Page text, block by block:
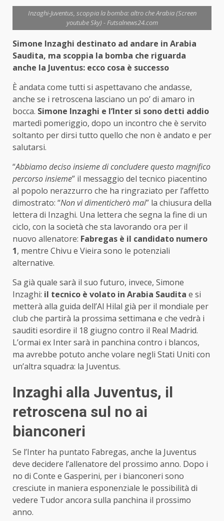
Inzaghi-Juventus, scoppia la bomba: altro che Arabia (Screen
youtube Sky) - Futsalnews24.com
Simone Inzaghi destinato ad andare in Arabia
Saudita, ma scoppia la bomba che riguarda
anche la Juventus: ecco cosa è successo
È andata come tutti si aspettavano che andasse,
anche se i retroscena lasciano un po’ di amaro in
bocca. Simone Inzaghi e l’Inter si sono detti addio
martedì pomeriggio, dopo un incontro che è servito
soltanto per dirsi tutto quello che non è andato e per
salutarsi.
“Abbiamo deciso insieme di concludere questo magnifico
percorso insieme” il messaggio del tecnico piacentino
al popolo nerazzurro che ha ringraziato per l’affetto
dimostrato: “Non vi dimenticherò mai” la chiusura della
lettera di Inzaghi. Una lettera che segna la fine di un
ciclo, con la società che sta lavorando ora per il
nuovo allenatore: Fabregas è il candidato numero
1, mentre Chivu e Vieira sono le potenziali
alternative.
Sa già quale sarà il suo futuro, invece, Simone
Inzaghi: il tecnico è volato in Arabia Saudita e si
metterà alla guida dell’Al Hilal già per il mondiale per
club che partirà la prossima settimana e che vedrà i
sauditi esordire il 18 giugno contro il Real Madrid.
L’ormai ex Inter sarà in panchina contro i blancos,
ma avrebbe potuto anche volare negli Stati Uniti con
un’altra squadra: la Juventus.
Inzaghi alla Juventus, il
retroscena sul no ai
bianconeri
Se l’Inter ha puntato Fabregas, anche la Juventus
deve decidere l’allenatore del prossimo anno. Dopo i
no di Conte e Gasperini, per i bianconeri sono
cresciute in maniera esponenziale le possibilità di
vedere Tudor ancora sulla panchina il prossimo
anno.